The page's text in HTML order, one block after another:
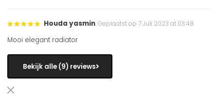
Houda yasmin Geplaatst op 7 Juli 2023 at 03:48
Mooi elegant radiator
Bekijk alle (9) reviews